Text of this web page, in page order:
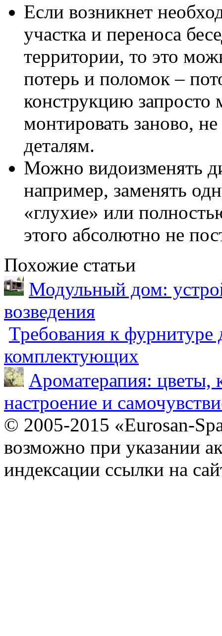
Если возникнет
участка и переноса
территории, то это
потерь и поломок –
конструкцию
монтировать заново,
деталям.
Можно видоизменять
например, заменять
«глухие» или
этого абсолютно не
Похожие статьи
Модульный дом:
возведения
Требования к фурнитуре
комплектующих
Ароматерапия: цветы,
настроение и
© 2005-2015 «Eurosan-
возможно при указании
индексации ссылки на